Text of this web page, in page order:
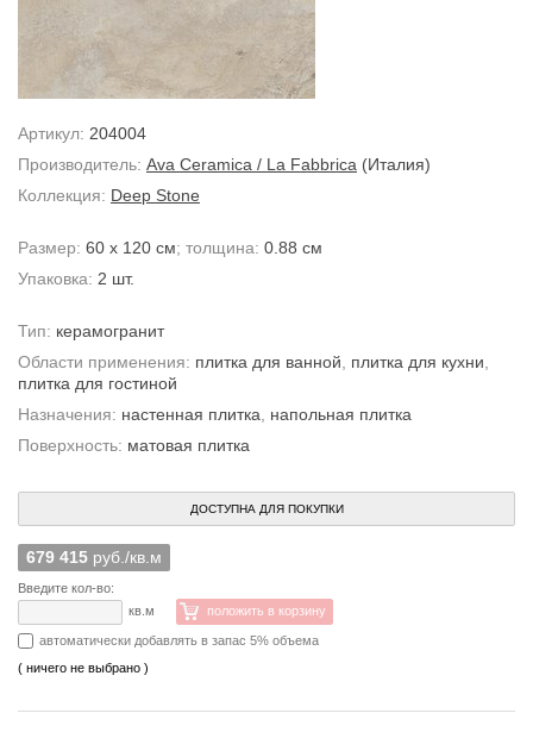
Артикул: 204004
Производитель: Ava Ceramica / La Fabbrica (Италия)
Коллекция: Deep Stone
Размер: 60 x 120 см; толщина: 0.88 см
Упаковка: 2 шт.
Тип: керамогранит
Области применения: плитка для ванной плитка для кухни
плитка для гостиной
Назначения: настенная плитка
напольная плитка
Поверхность: матовая плитка
ДОСТУПНА ДЛЯ ПОКУПКИ
679 415 руб./кв.м
Введите кол-во:
кв.м
положить в корзину
автоматически добавлять в запас 5% объема
( ничего не выбрано )